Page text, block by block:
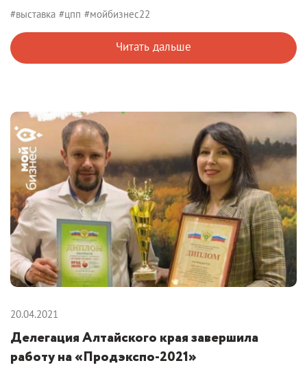
#выставка #цпп #мойбизнес22
Читать дальше
20.04.2021
Делегация Алтайского края завершила
работу на «Продэкспо-2021»